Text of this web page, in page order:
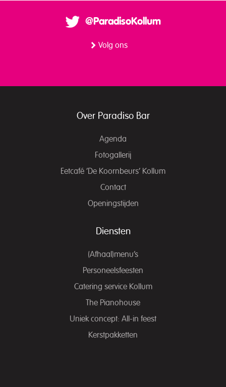
@ParadisoKollum
Volg ons
Over Paradiso Bar
Agenda
Fotogallerij
Eetcafé ‘De Koornbeurs’ Kollum
Contact
Openingstijden
Diensten
(Afhaal)menu’s
Personeelsfeesten
Catering service Kollum
The Pianohouse
Uniek concept: All-in feest
Kerstpakketten